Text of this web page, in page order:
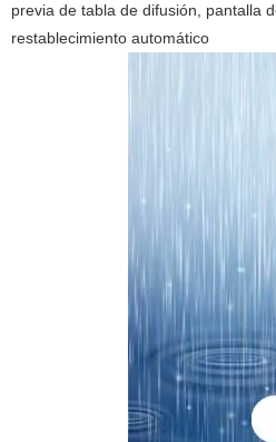
previa de tabla de difusión, pantalla
restablecimiento automático